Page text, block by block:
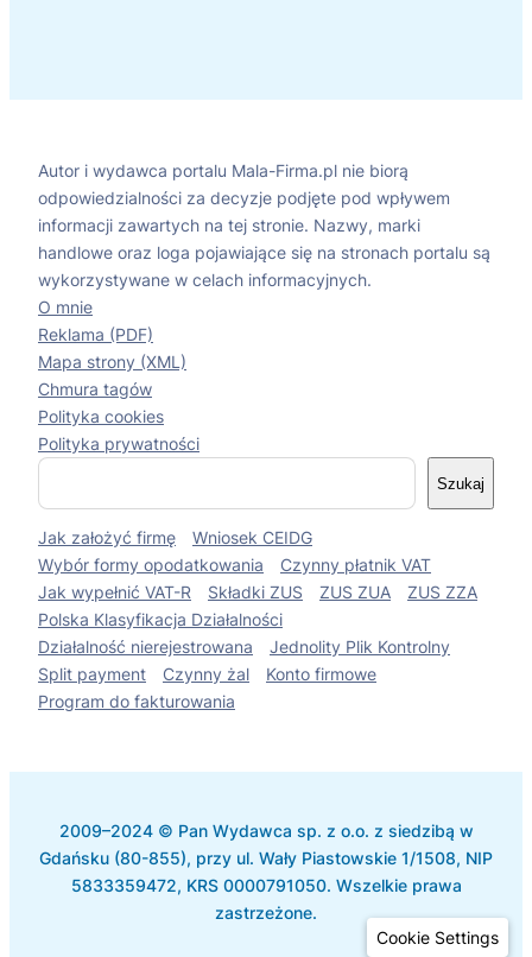
Autor i wydawca portalu Mala-Firma.pl nie biorą
odpowiedzialności za decyzje podjęte pod wpływem
informacji zawartych na tej stronie. Nazwy, marki
handlowe oraz loga pojawiające się na stronach portalu są
wykorzystywane w celach informacyjnych.
O mnie
Reklama (PDF)
Mapa strony (XML)
Chmura tagów
Polityka cookies
Polityka prywatności
S
k
a
Szukaj
Jak założyć firmę
Wniosek CEIDG
Wybór formy opodatkowania
Czynny płatnik VAT
Jak wypełnić VAT-R
Składki ZUS ZUS ZUA
ZUS ZZA
Polska Klasyfikacja Działalności
Działalność nierejestrowana
Jednolity Plik Kontrolny
Split payment
Czynny żal
Konto firmowe
Program do fakturowania
2009–2024 © Pan Wydawca sp. z o.o. z siedzibą w
Gdańsku (80-855), przy ul. Wały Piastowskie 1/1508, NIP
5833359472, KRS 0000791050. Wszelkie prawa
zastrzeżone.
Cookie Settings